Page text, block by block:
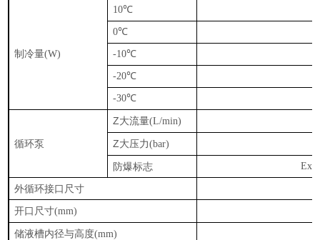
制冷量(W)
10℃
0℃
-10℃
-20℃
-30℃
循环泵
Z大流量(L/min)
Z大压力(bar)
防爆标志
外循环接口尺寸
开口尺寸(mm)
储液槽内径与高度(mm)